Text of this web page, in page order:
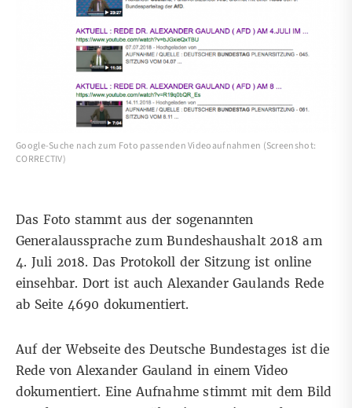
Google-Suche nach zum Foto passenden Videoaufnahmen (Screenshot:
CORRECTIV)
Das Foto stammt aus der sogenannten
Generalaussprache zum Bundeshaushalt 2018 am
4. Juli 2018. Das Protokoll der Sitzung ist online
einsehbar. Dort ist auch Alexander Gaulands Rede
ab Seite 4690 dokumentiert.
Auf der Webseite des Deutsche Bundestages ist die
Rede von Alexander Gauland in einem Video
dokumentiert. Eine Aufnahme stimmt mit dem Bild